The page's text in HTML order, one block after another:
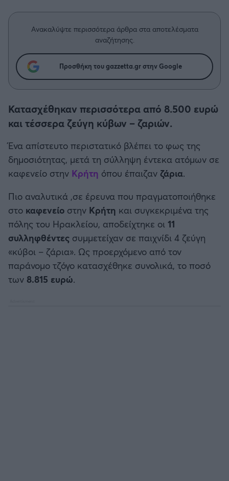
Άρης
ΟΦΗ
Ατρόμητος Αθηνών
Αστέρας Τρίπολης
Παναιτωλικός
Καλαμάτα
Ηρακλής
Μια Ιστορία από την Πόλη
Ανακαλύψτε περισσότερα άρθρα στα αποτελέσματα
αναζήτησης.
Προσθήκη του gazzetta.gr στην Google
Κατασχέθηκαν περισσότερα από 8.500 ευρώ
και τέσσερα ζεύγη κύβων – ζαριών.
Ένα απίστευτο περιστατικό βλέπει το φως της
δημοσιότητας, μετά τη σύλληψη έντεκα ατόμων σε
καφενείο στην Κρήτη όπου έπαιζαν ζάρια.
Πιο αναλυτικά ,σε έρευνα που πραγματοποιήθηκε
στο καφενείο στην Κρήτη και συγκεκριμένα της
πόλης του Ηρακλείου, αποδείχτηκε οι 11
συλληφθέντες συμμετείχαν σε παιχνίδι 4 ζεύγη
«κύβοι – ζάρια». Ως προερχόμενο από τον
παράνομο τζόγο κατασχέθηκε συνολικά, το ποσό
των 8.815 ευρώ.